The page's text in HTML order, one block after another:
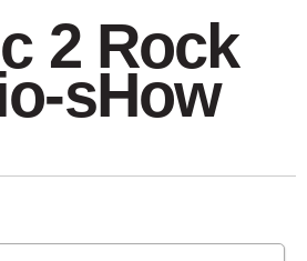
2 Rock
sHow